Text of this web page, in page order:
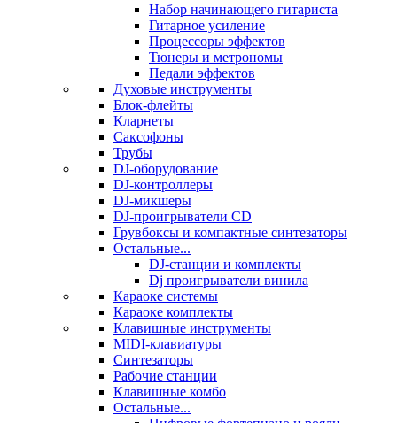
Набор начинающего гитариста
Гитарное усиление
Процессоры эффектов
Тюнеры и метрономы
Педали эффектов
Духовые инструменты
Блок-флейты
Кларнеты
Саксофоны
Трубы
DJ-оборудование
DJ-контроллеры
DJ-микшеры
DJ-проигрыватели CD
Грувбоксы и компактные синтезаторы
Остальные...
DJ-станции и комплекты
Dj проигрыватели винила
Караоке системы
Караоке комплекты
Клавишные инструменты
MIDI-клавиатуры
Синтезаторы
Рабочие станции
Клавишные комбо
Остальные...